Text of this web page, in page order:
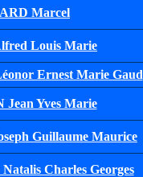
Marcel
Louis Marie
Ernest Marie Gaud
Jean Yves Marie
Guillaume Maurice
Charles Georges